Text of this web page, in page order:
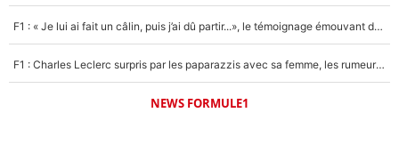
F1 : « Je lui ai fait un câlin, puis j’ai dû partir...», le témoignage émouvant de Max Verstappen sur sa fille
F1 : Charles Leclerc surpris par les paparazzis avec sa femme, les rumeurs étaient vraies !
NEWS FORMULE1